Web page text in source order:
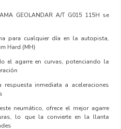
GEOLANDAR A/T G015 115H se
para cualquier día en la autopista,
Hard (MH)
el agarre en curvas, potenciando la
inmediata a aceleraciones
neumático, ofrece el mejor agarre
lo que la convierte en la llanta